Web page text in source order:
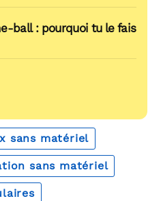
ball : pourquoi tu le fais
sans matériel
sans matériel